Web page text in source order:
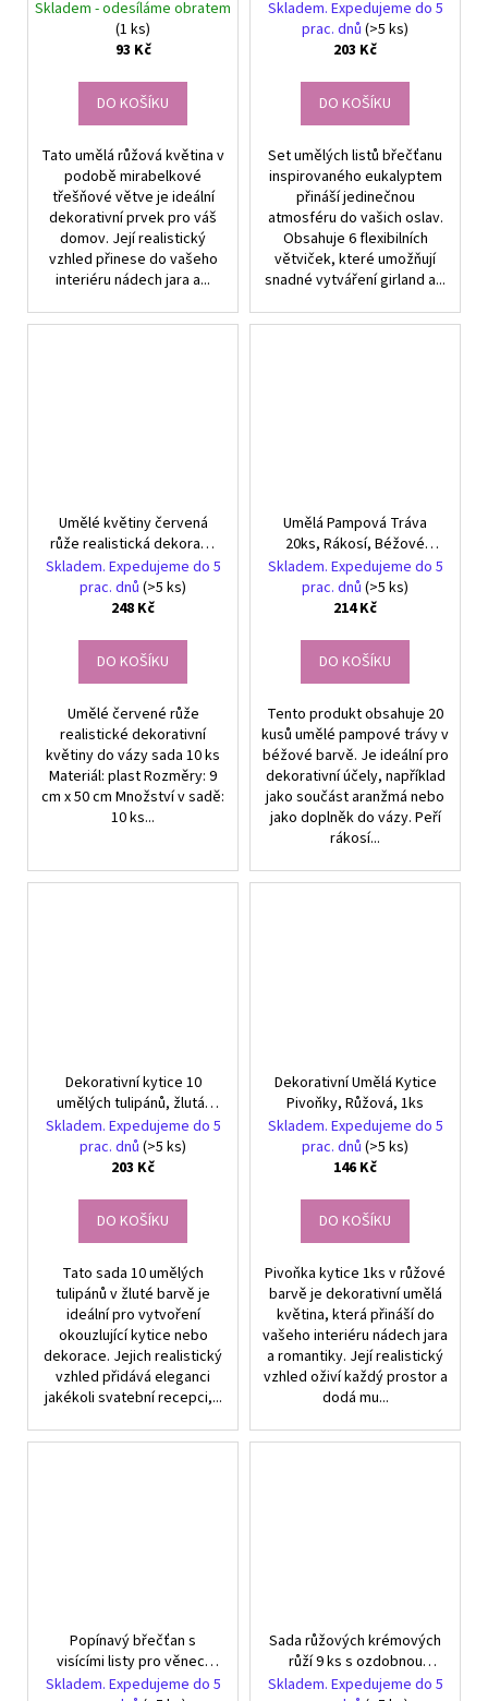
1ks
Skladem - odesíláme obratem
(1 ks)
93 Kč
DO KOŠÍKU
Tato umělá růžová květina v
podobě mirabelkové
třešňové větve je ideální
dekorativní prvek pro váš
domov. Její realistický
vzhled přinese do vašeho
interiéru nádech jara a...
visícími listy na girlandu, 6
ks dekorace
Skladem. Expedujeme do 5
prac. dnů (>5 ks)
203 Kč
DO KOŠÍKU
Set umělých listů břečťanu
inspirovaného eukalyptem
přináší jedinečnou
atmosféru do vašich oslav.
Obsahuje 6 flexibilních
větviček, které umožňují
snadné vytváření girland a...
Umělé květiny červená
růže realistická dekorace
sada 10 ks
Skladem. Expedujeme do 5
prac. dnů (>5 ks)
248 Kč
DO KOŠÍKU
Umělé červené růže
realistické dekorativní
květiny do vázy sada 10 ks
Materiál: plast Rozměry: 9
cm x 50 cm Množství v sadě:
10 ks...
Umělá Pampová Tráva
20ks, Rákosí, Béžové
Dekorativní Peří
Skladem. Expedujeme do 5
prac. dnů (>5 ks)
214 Kč
DO KOŠÍKU
Tento produkt obsahuje 20
kusů umělé pampové trávy v
béžové barvě. Je ideální pro
dekorativní účely, například
jako součást aranžmá nebo
jako doplněk do vázy. Peří
rákosí...
Dekorativní kytice 10
umělých tulipánů, žlutá,
materiál: silikon a plast,
délka: 34 cm
Skladem. Expedujeme do 5
prac. dnů (>5 ks)
203 Kč
DO KOŠÍKU
Tato sada 10 umělých
tulipánů v žluté barvě je
ideální pro vytvoření
okouzlující kytice nebo
dekorace. Jejich realistický
vzhled přidává eleganci
jakékoli svatební recepci,...
Dekorativní Umělá Kytice
Pivoňky, Růžová, 1ks
Skladem. Expedujeme do 5
prac. dnů (>5 ks)
146 Kč
DO KOŠÍKU
Pivoňka kytice 1ks v růžové
barvě je dekorativní umělá
květina, která přináší do
vašeho interiéru nádech jara
a romantiky. Její realistický
vzhled oživí každý prostor a
dodá mu...
Popínavý břečťan s
visícími listy pro věnec,
dlouhý 200cm, styl
Skladem. Expedujeme do 5
Sada růžových krémových
růží 9 ks s ozdobnou
stuhou dekorace na
Skladem. Expedujeme do 5